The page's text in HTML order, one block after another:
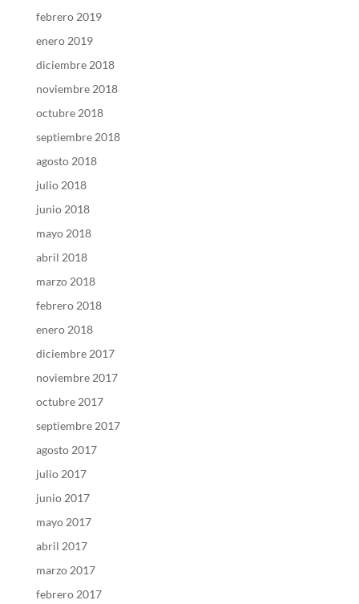
febrero 2019
enero 2019
diciembre 2018
noviembre 2018
octubre 2018
septiembre 2018
agosto 2018
julio 2018
junio 2018
mayo 2018
abril 2018
marzo 2018
febrero 2018
enero 2018
diciembre 2017
noviembre 2017
octubre 2017
septiembre 2017
agosto 2017
julio 2017
junio 2017
mayo 2017
abril 2017
marzo 2017
febrero 2017